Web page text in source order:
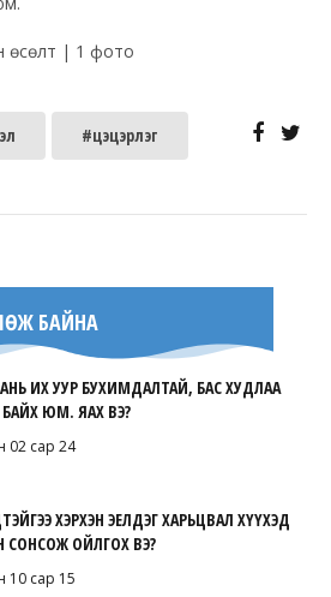
өсөлт | 1 фото
#цэцэрлэг
БАЙНА
ИХ УУР БУХИМДАЛТАЙ, БАС ХУДЛАА
ЮМ. ЯАХ ВЭ?
02 сар 24
ХЭРХЭН ЭЕЛДЭГ ХАРЬЦВАЛ ХҮҮХЭД
СОНСОЖ ОЙЛГОХ ВЭ?
10 сар 15